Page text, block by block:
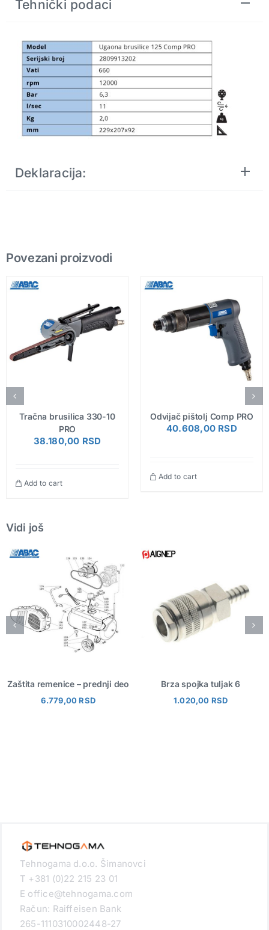
Tehnički podaci
Deklaracija:
Povezani proizvodi
Tračna brusilica 330-10
PRO
38.180,00 RSD
Add to cart
Odvijač pištolj Comp PRO
40.608,00 RSD
Add to cart
Vidi još
Zaštita remenice – prednji deo
6.779,00RSD
Brza spojka tuljak 6
1.020,00 RSD
Tehnogama d.o.o. Šimanovci
T +381 (0)22 215 23 01
E office@tehnogama.com
Račun: Raiffeisen Bank
265-1110310002448-27